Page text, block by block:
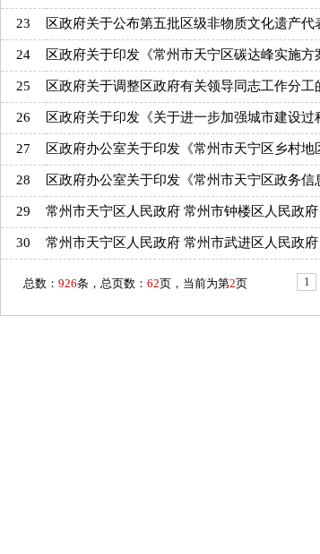
23 区政府关于公布第五批区级非物质文化遗产代
24 区政府关于印发《常州市天宁区碳达峰实施方
25 区政府关于调整区政府有关领导同志工作分工
26 区政府关于印发《关于进一步加强城市建设过
27 区政府办公室关于印发《常州市天宁区乡村地
28 区政府办公室关于印发《常州市天宁区政务信
29 常州市天宁区人民政府 常州市钟楼区人民政
30 常州市天宁区人民政府 常州市武进区人民政
总数： 926条，总页数： 62页，当前为第2页 1